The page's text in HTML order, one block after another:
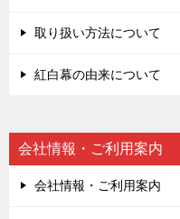
取り扱い方法について
紅白幕の由来について
会社情報・ご利用案内
会社情報・ご利用案内